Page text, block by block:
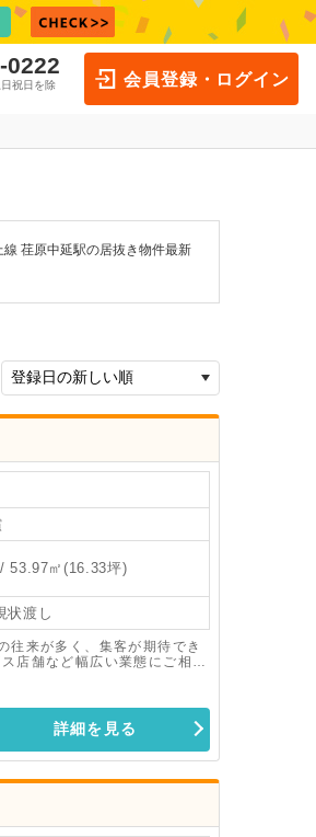
0222
祝日を除
会員登録・ログイン
荏原中延駅の居抜き物件最新
53.97㎡(16.33坪)
状渡し
往来が多く、集客が期待でき
店舗など幅広い業態にご相談
詳細を見る